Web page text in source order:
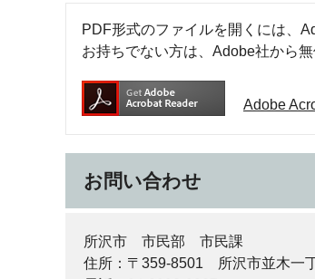
PDF形式のファイルを開くには、
お持ちでない方は、Adobe社から
Adobe
お問い合わせ
所沢市 市民部 市民課
住所：〒359-8501 所沢市並木一